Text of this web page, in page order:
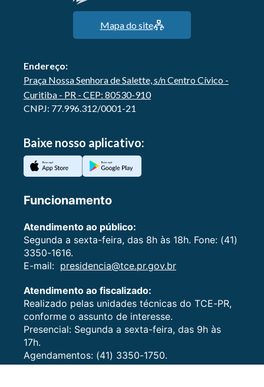
Mapa do site
Endereço:
Praça Nossa Senhora de Salette, s/n Centro Cívico -
Curitiba - PR - CEP: 80530-910
CNPJ: 77.996.312/0001-21
Baixe nosso aplicativo:
Funcionamento
Atendimento ao público:
Segunda a sexta-feira, das 8h às 18h. Fone: (41)
3350-1616.
E-mail: presidencia@tce.pr.gov.br
Atendimento ao fiscalizado:
Realizado pelas unidades técnicas do TCE-PR,
conforme o assunto de interesse.
Presencial: Segunda a sexta-feira, das 9h às
17h.
Agendamentos: (41) 3350-1750.